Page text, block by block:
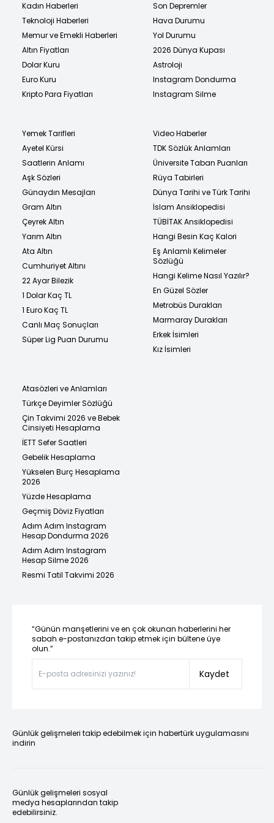
Kadın Haberleri
Teknoloji Haberleri
Memur ve Emekli Haberleri
Altın Fiyatları
Dolar Kuru
Euro Kuru
Kripto Para Fiyatları
Son Depremler
Hava Durumu
Yol Durumu
2026 Dünya Kupası
Astroloji
Instagram Dondurma
Instagram Silme
Yemek Tarifleri
Ayetel Kürsi
Saatlerin Anlamı
Aşk Sözleri
Günaydın Mesajları
Gram Altın
Çeyrek Altın
Yarım Altın
Ata Altın
Cumhuriyet Altını
22 Ayar Bilezik
1 Dolar Kaç TL
1 Euro Kaç TL
Canlı Maç Sonuçları
Süper Lig Puan Durumu
Video Haberler
TDK Sözlük Anlamları
Üniversite Taban Puanları
Rüya Tabirleri
Dünya Tarihi ve Türk Tarihi
İslam Ansiklopedisi
TÜBİTAK Ansiklopedisi
Hangi Besin Kaç Kalori
Eş Anlamlı Kelimeler
Sözlüğü
Hangi Kelime Nasıl Yazılır?
En Güzel Sözler
Metrobüs Durakları
Marmaray Durakları
Erkek İsimleri
Kız İsimleri
Atasözleri ve Anlamları
Türkçe Deyimler Sözlüğü
Çin Takvimi 2026 ve Bebek
Cinsiyeti Hesaplama
İETT Sefer Saatleri
Gebelik Hesaplama
Yükselen Burç Hesaplama
2026
Yüzde Hesaplama
Geçmiş Döviz Fiyatları
Adım Adım Instagram
Hesap Dondurma 2026
Adım Adım Instagram
Hesap Silme 2026
Resmi Tatil Takvimi 2026
“Günün manşetlerini ve en çok okunan haberlerini her
sabah e-postanızdan takip etmek için bültene üye
olun.”
Kaydet
Günlük gelişmeleri takip edebilmek için habertürk uygulamasını
indirin
Günlük gelişmeleri sosyal
medya hesaplarından takip
edebilirsiniz.